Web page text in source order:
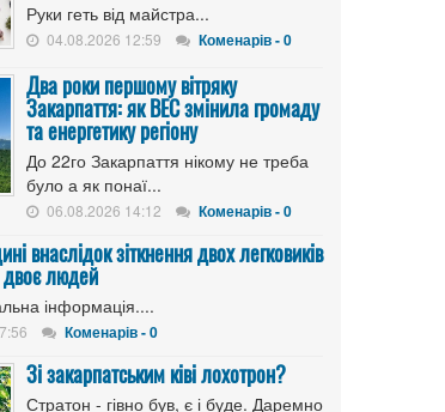
Руки геть від майстра...
04.08.2026 12:59 Коменарів - 0
Два роки першому вітряку
Закарпаття: як ВЕС змінила громаду
та енергетику регіону
До 22го Закарпаття нікому не треба
було а як понаї...
06.08.2026 14:12 Коменарів - 0
внаслідок зіткнення двох легковиків
людей
інформація....
Коменарів - 0
Зі закарпатським ківі лохотрон?
Стратон - гівно був, є і буде. Даремно